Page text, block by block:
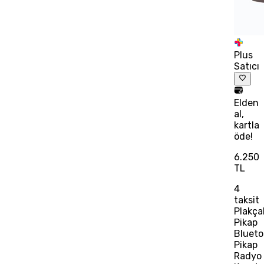
Plus
Satıcı
Elden
al,
kartla
öde!
6.250
TL
4
taksit
Pikap
Pikap
Radyo